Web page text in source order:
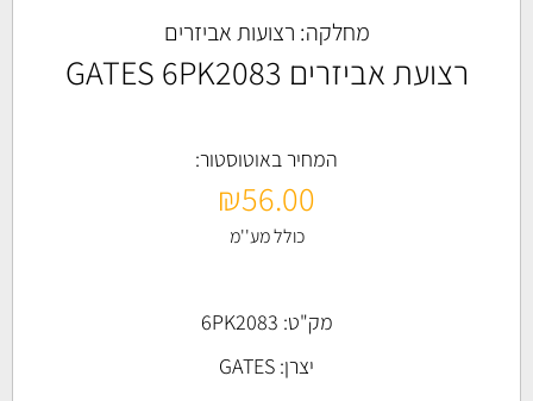
מחלקה: רצועות אביזרים
רצועת אביזרים GATES 6PK2083
המחיר באוטוסטור:
₪56.00
כולל מע''מ
מק"ט: 6PK2083
יצרן: GATES